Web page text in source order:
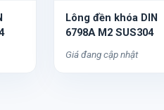
Lông đền khóa DIN
6798A M2 SUS304
Giá đang cập nhật